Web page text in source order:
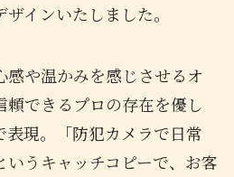
インいたしました。
や温かみを感じさせるオ
頼できるプロの存在を優し
表現。「防犯カメラで日常
いうキャッチコピーで、お客